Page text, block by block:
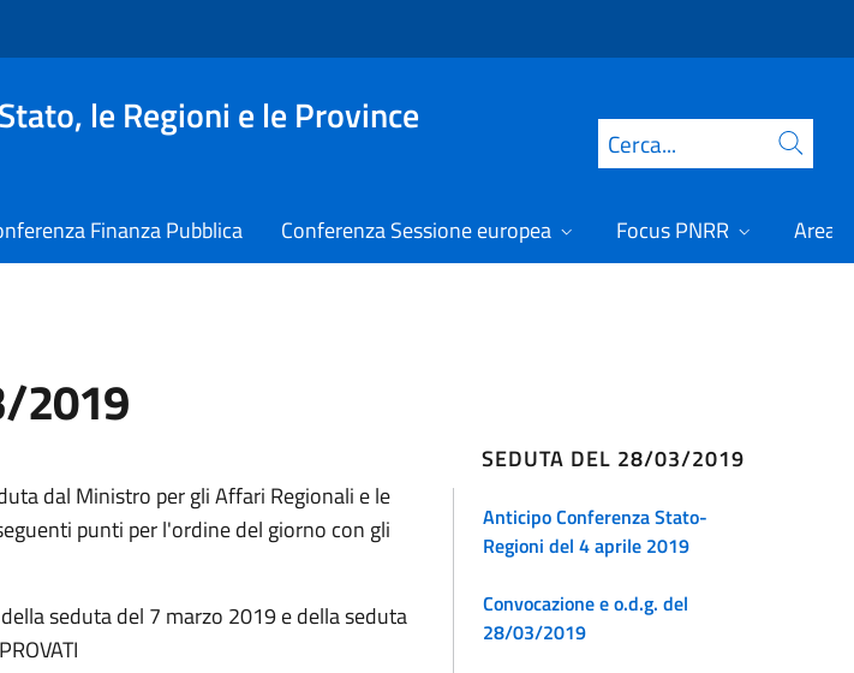
le Regioni e le Province
Cerca
Finanza Pubblica Conferenza Sessione europea Focus PNRR Area
2019
dal Ministro per gli Affari Regionali e le
punti per l'ordine del giorno con gli
seduta del 7 marzo 2019 e della seduta
SEDUTA DEL 28/03/2019
Anticipo Conferenza Stato-
Regioni del 4 aprile 2019
Convocazione e o.d.g. del
28/03/2019